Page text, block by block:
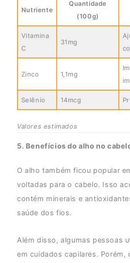
Nutriente
Quantidade
(100g)
Vitamina
C
31mg
Zinco 1,1mg
Selênio 14mcg
Valores estimados
5. Benefícios do alho no
O alho também ficou popular
voltadas para o cabelo. Isso
contém minerais e
saúde dos fios.
Além disso, algumas pessoas
em cuidados capilares. Porém,